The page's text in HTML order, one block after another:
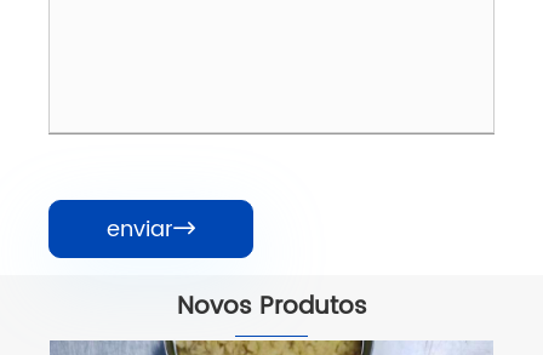
enviar
Novos Produtos